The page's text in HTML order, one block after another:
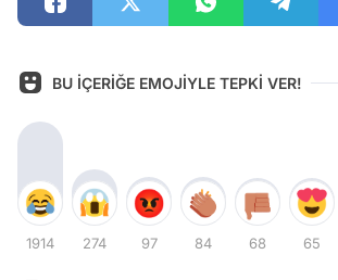
BU İÇERİĞE EMOJİYLE TEPKİ VER!
1914 274 97 84 68 65